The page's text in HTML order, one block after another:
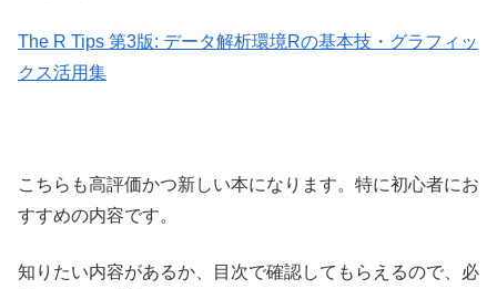
The R Tips 第3版: データ解析環境Rの基本技・グラフィッ
クス活用集
こちらも高評価かつ新しい本になります。特に初心者にお
すすめの内容です。
知りたい内容があるか、目次で確認してもらえるので、必